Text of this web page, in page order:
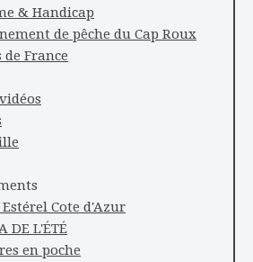
& Handicap
de pêche du Cap Roux
France
Cote d'Azur
DE L'ÉTÉ
en poche